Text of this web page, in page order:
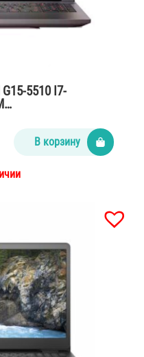
5510 I7-
В корзину